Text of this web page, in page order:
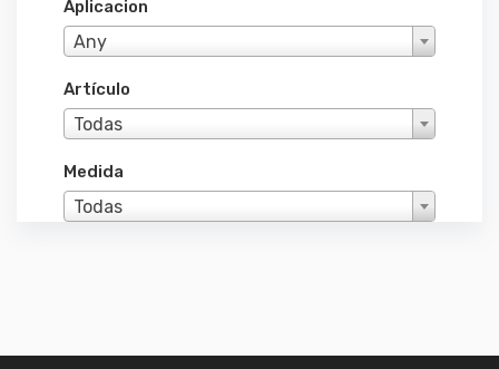
Aplicacion
Any
Artículo
Todas
Medida
Todas